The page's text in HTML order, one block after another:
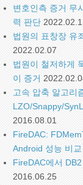
변호인측 증거 무
력 판단
법원의 표창장 유
2022.02.07
법원이 철저하게
이 증거
고속 압축 알고리
LZO/Snappy/
2016.08.01
FireDAC:
Android 성능 비교
FireDAC에서
2016.06.25